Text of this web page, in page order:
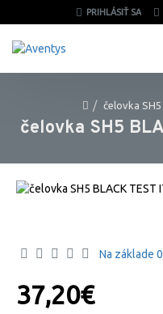
PRIHLÁSIŤ SA
čelovka SH5
čelovka SH5
Na základe
37,20€